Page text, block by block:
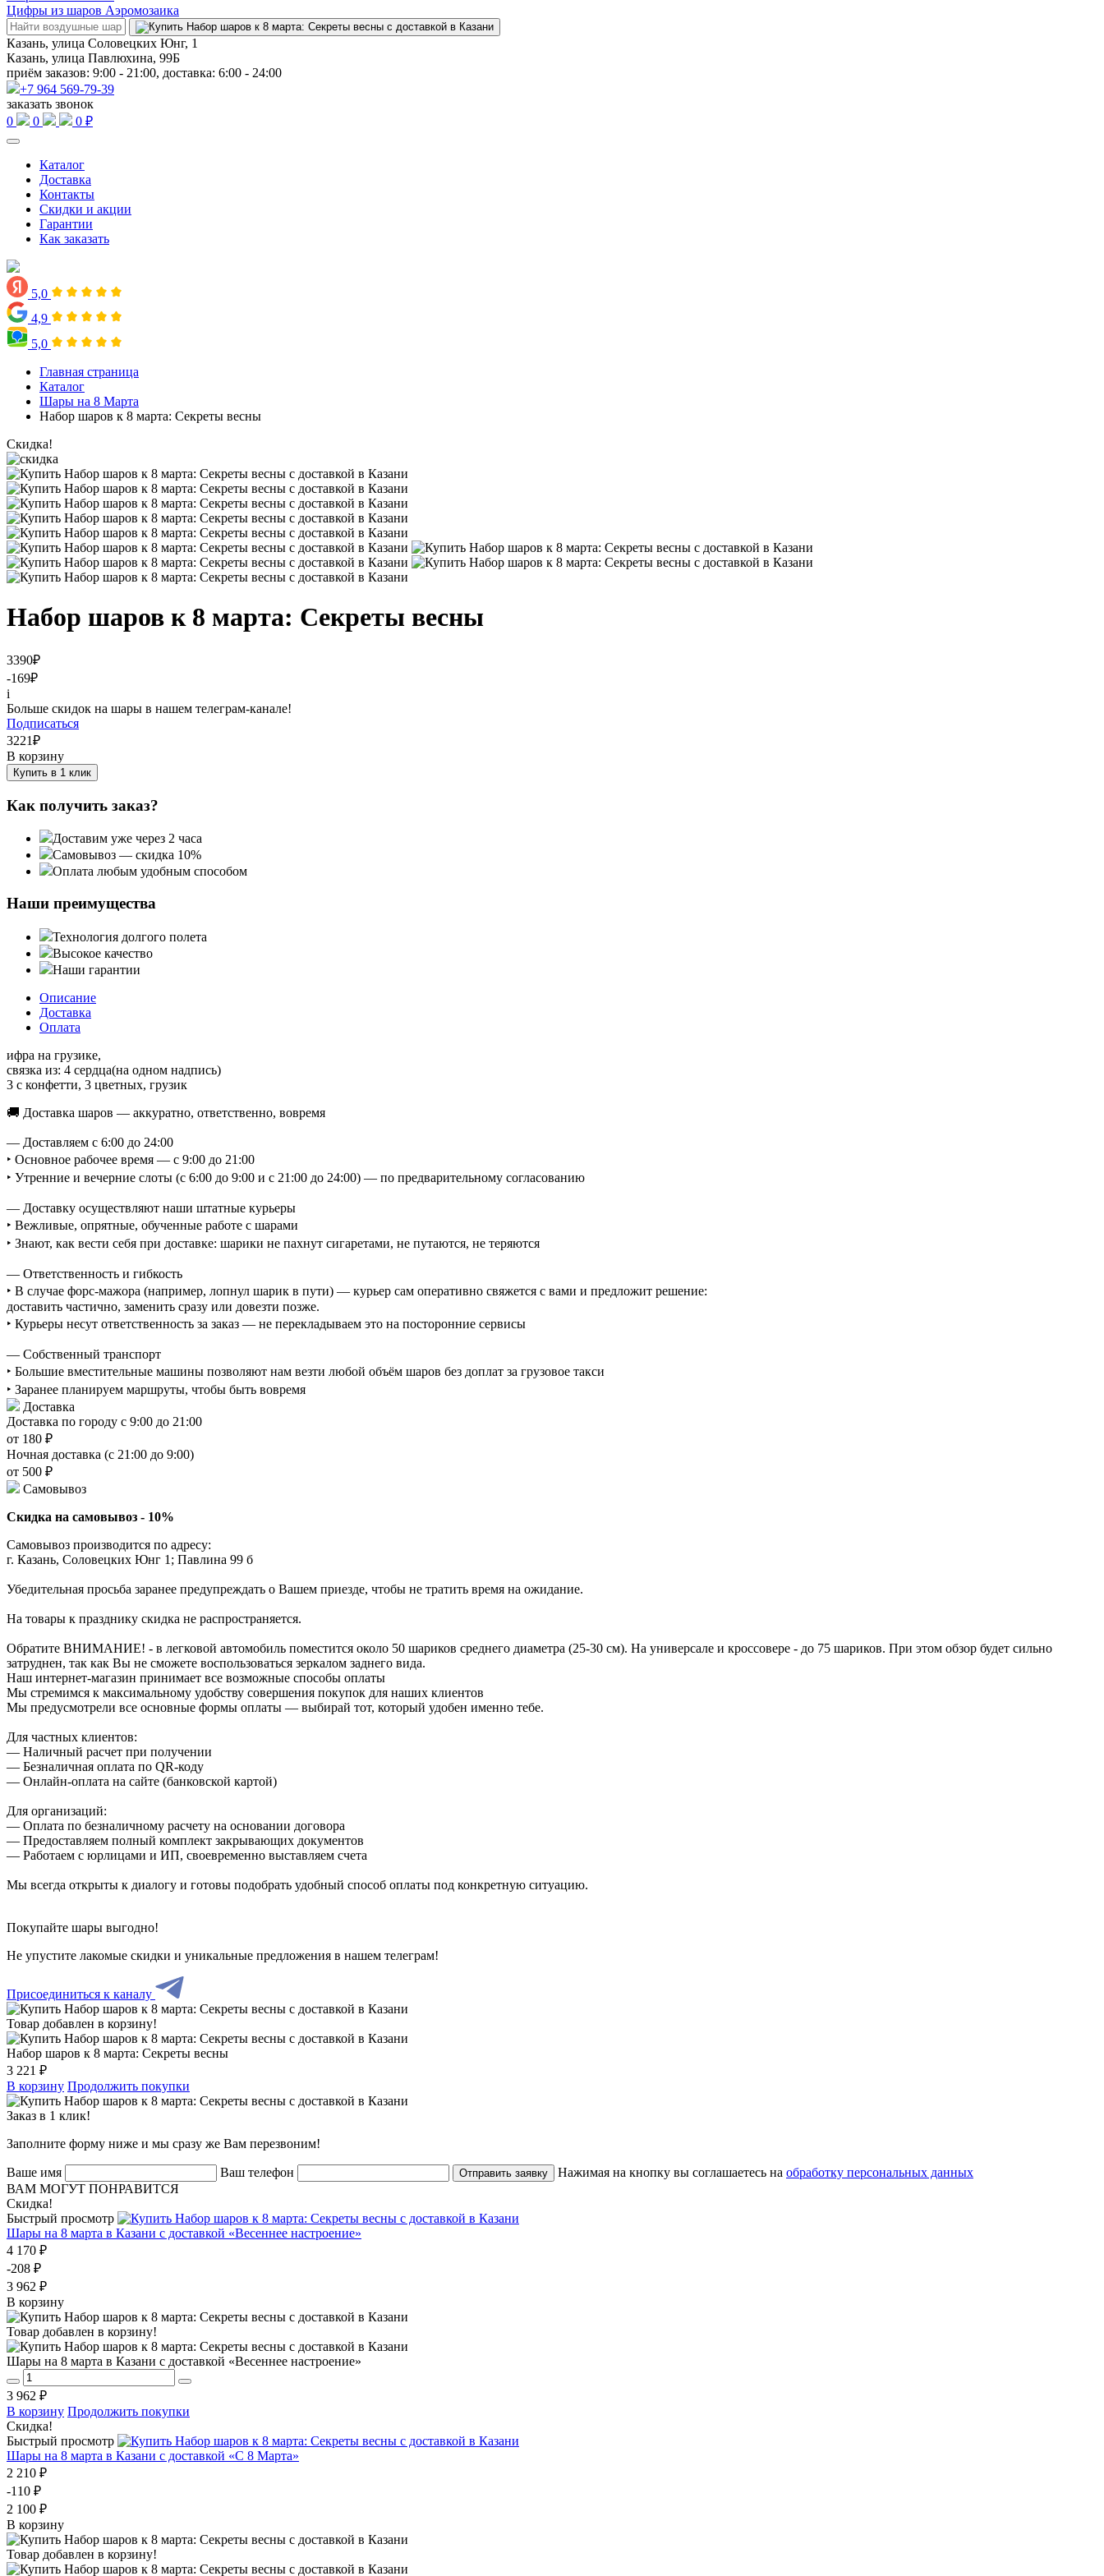
Цифры из шаров Аэромозаика
Казань, улица Соловецких Юнг, 1
Казань, улица Павлюхина, 99Б
приём заказов: 9:00 - 21:00, доставка: 6:00 - 24:00
+7 964 569-79-39
заказать звонок
0
0 0 ₽
Каталог
Доставка
Контакты
Скидки и акции
Гарантии
Как заказать
5,0
4,9
5,0
Главная страница
Каталог
Шары на 8 Марта
Набор шаров к 8 марта: Секреты весны
Скидка!
Набор шаров к 8 марта: Секреты весны
3390₽
-169₽
i
Больше скидок на шары в нашем телеграм-канале!
Подписаться
3221₽
В корзину
Купить в 1 клик
Как получить заказ?
Доставим уже через 2 часа
Самовывоз — скидка 10%
Оплата любым удобным способом
Наши преимущества
Технология долгого полета
Высокое качество
Наши гарантии
Описание
Доставка
Оплата
ифра на грузике,
связка из: 4 сердца(на одном надпись)
3 с конфетти, 3 цветных, грузик
🚚 Доставка шаров — аккуратно, ответственно, вовремя
— Доставляем с 6:00 до 24:00
‣ Основное рабочее время — с 9:00 до 21:00
‣ Утренние и вечерние слоты (с 6:00 до 9:00 и с 21:00 до 24:00) — по предварительному согласованию
— Доставку осуществляют наши штатные курьеры
‣ Вежливые, опрятные, обученные работе с шарами
‣ Знают, как вести себя при доставке: шарики не пахнут сигаретами, не путаются, не теряются
— Ответственность и гибкость
‣ В случае форс-мажора (например, лопнул шарик в пути) — курьер сам оперативно свяжется с вами и предложит решение:
доставить частично, заменить сразу или довезти позже.
‣ Курьеры несут ответственность за заказ — не перекладываем это на посторонние сервисы
— Собственный транспорт
‣ Большие вместительные машины позволяют нам везти любой объём шаров без доплат за грузовое такси
‣ Заранее планируем маршруты, чтобы быть вовремя
Доставка
Доставка по городу с 9:00 до 21:00
от 180 ₽
Ночная доставка (с 21:00 до 9:00)
от 500 ₽
Самовывоз
Скидка на самовывоз - 10%
Самовывоз производится по адресу:
г. Казань, Соловецких Юнг 1; Павлина 99 б
Убедительная просьба заранее предупреждать о Вашем приезде, чтобы не тратить время на ожидание.
На товары к празднику скидка не распространяется.
Обратите ВНИМАНИЕ! - в легковой автомобиль поместится около 50 шариков среднего диаметра (25-30 см). На универсале и кроссовере - до 75 шариков. При этом обзор будет сильно
затруднен, так как Вы не сможете воспользоваться зеркалом заднего вида.
Наш интернет-магазин принимает все возможные способы оплаты
Мы стремимся к максимальному удобству совершения покупок для наших клиентов
Мы предусмотрели все основные формы оплаты — выбирай тот, который удобен именно тебе.
Для частных клиентов:
— Наличный расчет при получении
— Безналичная оплата по QR-коду
— Онлайн-оплата на сайте (банковской картой)
Для организаций:
— Оплата по безналичному расчету на основании договора
— Предоставляем полный комплект закрывающих документов
— Работаем с юрлицами и ИП, своевременно выставляем счета
Мы всегда открыты к диалогу и готовы подобрать удобный способ оплаты под конкретную ситуацию.
Покупайте шары выгодно!
Не упустите лакомые скидки и уникальные предложения в нашем телеграм!
Присоединиться к каналу
Товар добавлен в корзину!
Набор шаров к 8 марта: Секреты весны
3 221 ₽
В корзину Продолжить покупки
Заказ в 1 клик!
Заполните форму ниже и мы сразу же Вам перезвоним!
Ваше имя Ваш телефон Отправить заявку Нажимая на кнопку вы соглашаетесь на обработку персональных данных
ВАМ МОГУТ ПОНРАВИТСЯ
Скидка!
Быстрый просмотр
Шары на 8 марта в Казани с доставкой «Весеннее настроение»
4 170 ₽
-208 ₽
3 962 ₽
В корзину
Товар добавлен в корзину!
Шары на 8 марта в Казани с доставкой «Весеннее настроение»
3 962 ₽
В корзину Продолжить покупки
Скидка!
Быстрый просмотр
Шары на 8 марта в Казани с доставкой «С 8 Марта»
2 210 ₽
-110 ₽
2 100 ₽
В корзину
Товар добавлен в корзину!